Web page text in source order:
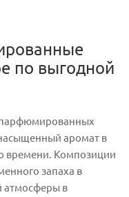
по выгодной
парфюмированных
аромат в
времени. Композиции
запаха в
атмосферы в